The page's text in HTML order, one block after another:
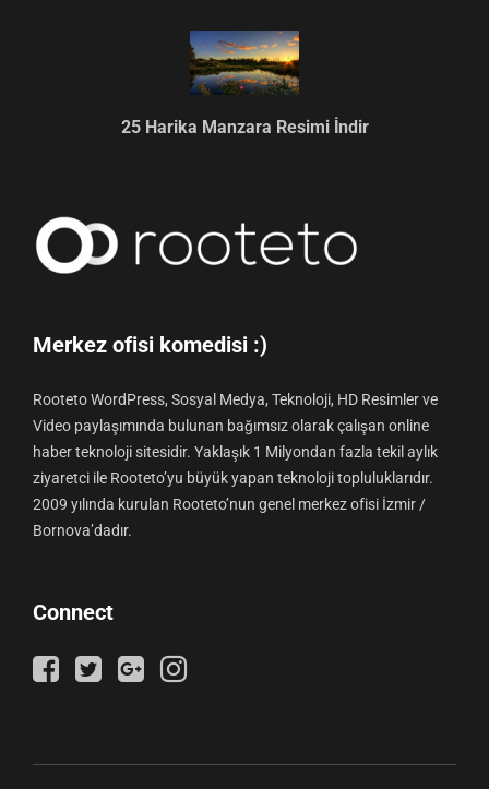
25 Harika Manzara Resimi İndir
Merkez ofisi komedisi :)
Rooteto WordPress, Sosyal Medya, Teknoloji, HD Resimler ve
Video paylaşımında bulunan bağımsız olarak çalışan online
haber teknoloji sitesidir. Yaklaşık 1 Milyondan fazla tekil aylık
ziyaretci ile Rooteto’yu büyük yapan teknoloji topluluklarıdır.
2009 yılında kurulan Rooteto’nun genel merkez ofisi İzmir /
Bornova’dadır.
Connect